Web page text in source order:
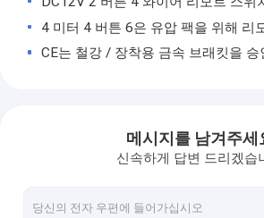
플라스틱 수압탱크
한 개의 활동 유압 실린더
4 미터 4 버튼 6은 유압 팩을 위해 리모트 스
CE는 철강 / 장착용 금속 브래킷을 승
8L 플라스틱 오일 탱크와 고성능 덤프트레
고성능 ADRV2-10 조정할 수 있는 유압력
전문적 수력 카트리지 밸브, 스풀 4형 방식 2
메시지를 남겨주세
신속하게 답변 드리겠습